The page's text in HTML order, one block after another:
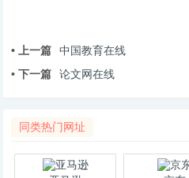
• 上一篇
中国教育在线
• 下一篇
论文网在线
同类热门网址